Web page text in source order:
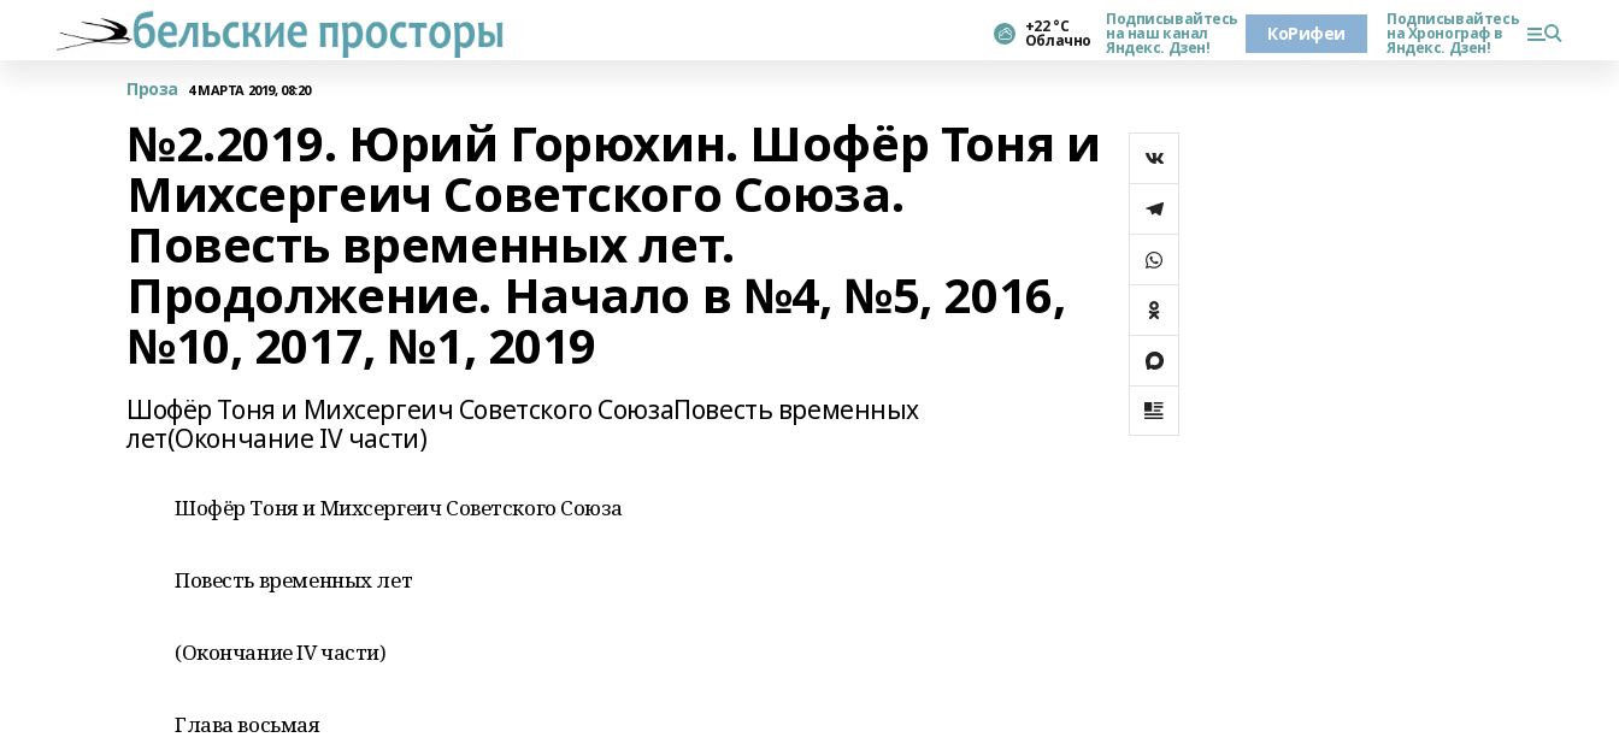
+22 °С
Облачно
Подписывайтесь
на наш канал
Яндекс. Дзен!
КоРифеи
Подписывайтесь
на Хронограф в
Яндекс. Дзен!
Проза 4 МАРТА 2019, 08:20
№2.2019. Юрий Горюхин. Шофёр Тоня и
Михсергеич Советского Союза.
Повесть временных лет.
Продолжение. Начало в №4, №5, 2016,
№10, 2017, №1, 2019
Шофёр Тоня и Михсергеич Советского СоюзаПовесть временных
лет(Окончание IV части)
Шофёр Тоня и Михсергеич Советского Союза
Повесть временных лет
(Окончание IV части)
Глава восьмая